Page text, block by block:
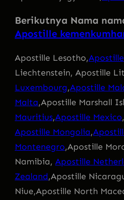
Berikutnya Nama
Apostille
Apostille Lesotho,
Liechtenstein, Apostille
Luxembourg,Apostille
Malta,Apostille Marshall
Mauritius,Apostille Mexico
Apostille Mongolia,
Montenegro,Apostille
Namibia, Apostille
Zealand,Apostille
Niue,Apostille North